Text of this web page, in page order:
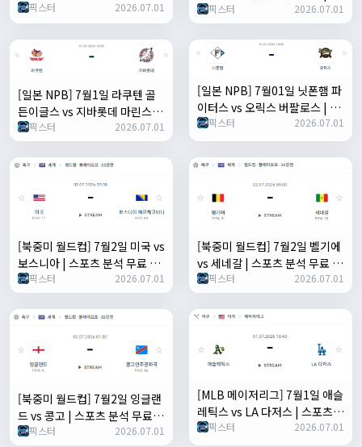
| 스포츠 분석 무료 중계 토친놈
픽스터 2026.07.01
포츠 분석 무료 중계 토친놈
픽스터 2026.07.01
[일본 NPB] 7월1일 라쿠텐 골
든이글스 vs 지바롯데 마린스 |
스포츠 분석 무료 중계 토친놈
픽스터 2026.07.01
[일본 NPB] 7월01일 닛폰햄 파
이터스 vs 오릭스 버팔로스 | 스
포츠 분석 무료 중계 토친놈
픽스터 2026.07.01
[북중미 월드컵] 7월2일 미국 vs
보스니아 | 스포츠 분석 무료 중
계 토친놈
픽스터 2026.07.01
[북중미 월드컵] 7월2일 벨기에
vs 세네갈 | 스포츠 분석 무료 중
계 토친놈
픽스터 2026.07.01
[북중미 월드컵] 7월2일 잉글랜
드 vs 콩고 | 스포츠 분석 무료
중계 토친놈
픽스터 2026.07.01
[MLB 메이저리그] 7월1일 애슬
레틱스 vs LA 다저스 | 스포츠
분석 무료 중계 토친놈
픽스터 2026.07.01